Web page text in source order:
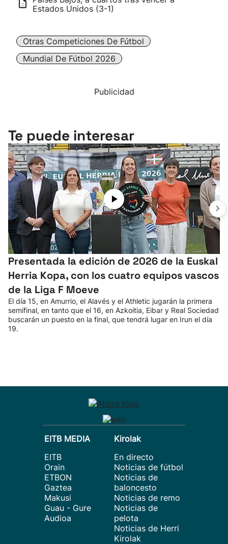
Estados Unidos (3-1)
Otras Competiciones De Fútbol
Mundial De Fútbol 2026
Publicidad
Te puede interesar
Presentada la edición de 2026 de la Euskal
Herria Kopa, con los cuatro equipos vascos
de la Liga F Moeve
El día 15, en Amurrio, el Alavés y el Athletic jugarán la primera
semifinal, en tanto que el 16, en Azkoitia, Eibar y Real Sociedad
buscarán un puesto en la final, que tendrá lugar en Irun el día
19.
EITB MEDIA
EITB
Orain
ETBON
Gaztea
Makusi
Guau - Gure
Audioa
Kirolak
En directo
Noticias de fútbol
Noticias de
baloncesto
Noticias de remo
Noticias de
pelota
Noticias de Herri
Kirolak